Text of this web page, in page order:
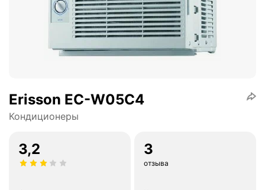
Erisson EC-W05C4
Кондиционеры
3,2 3
отзыва